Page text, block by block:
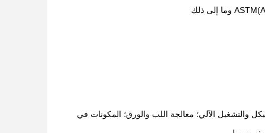
والتشغيل الآلي؛ معالجة اللب والورق؛ المكونات في